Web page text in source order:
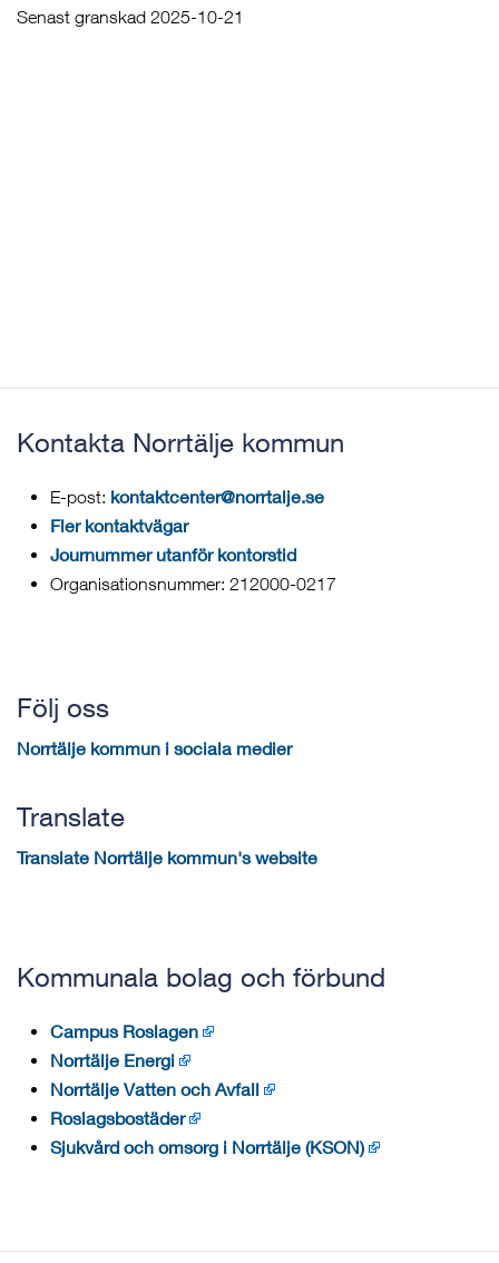
Senast granskad 2025-10-21
Kontakta Norrtälje kommun
E-post: kontaktcenter@norrtalje.se
Fler kontaktvägar
Journummer utanför kontorstid
Organisationsnummer: 212000-0217
Följ oss
Norrtälje kommun i sociala medier
Translate
Translate Norrtälje kommun's website
Kommunala bolag och förbund
Campus Roslagen
Norrtälje Energi
Norrtälje Vatten och Avfall
Roslagsbostäder
Sjukvård och omsorg i Norrtälje (KSON)